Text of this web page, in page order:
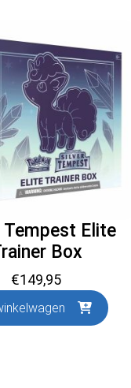
Tempest Elite
Box
€149,95